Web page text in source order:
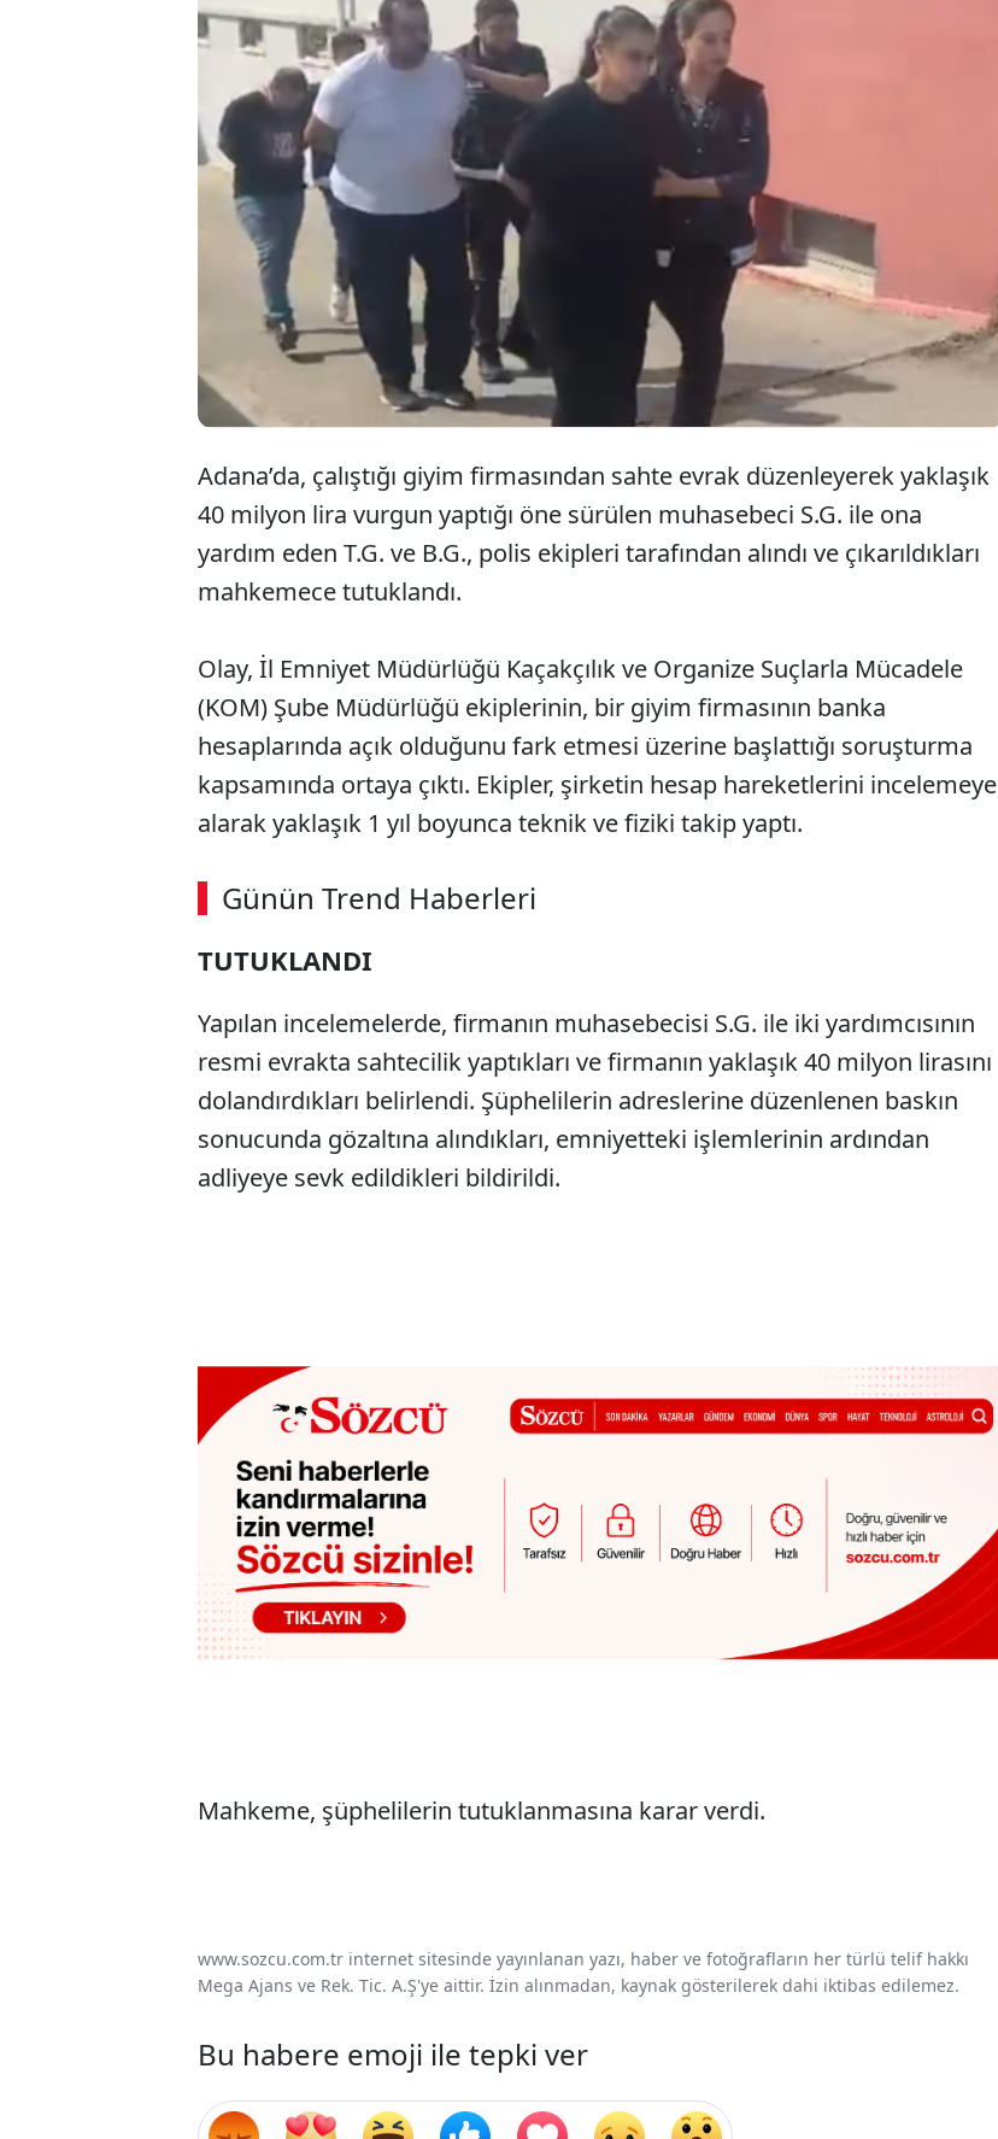
Adana’da sahte evraklarla çalıştığı giyim firmasından
yaklaşık 40 milyon lira vurgun yaptığı iddia edilen
muhasebeci S.G. ve iki yardımcısı, polis ekiplerinin çalışması
sonucu tutuklandı.
Adana’da, çalıştığı giyim firmasından sahte evrak düzenleyerek yaklaşık
40 milyon lira vurgun yaptığı öne sürülen muhasebeci S.G. ile ona
yardım eden T.G. ve B.G., polis ekipleri tarafından alındı ve çıkarıldıkları
mahkemece tutuklandı.
Olay, İl Emniyet Müdürlüğü Kaçakçılık ve Organize Suçlarla Mücadele
(KOM) Şube Müdürlüğü ekiplerinin, bir giyim firmasının banka
hesaplarında açık olduğunu fark etmesi üzerine başlattığı soruşturma
kapsamında ortaya çıktı. Ekipler, şirketin hesap hareketlerini incelemeye
alarak yaklaşık 1 yıl boyunca teknik ve fiziki takip yaptı.
Günün Trend Haberleri
SÖZCÜ SON DAKİKA
TUTUKLANDI
Yapılan incelemelerde, firmanın muhasebecisi S.G. ile iki yardımcısının
resmi evrakta sahtecilik yaptıkları ve firmanın yaklaşık 40 milyon lirasını
dolandırdıkları belirlendi. Şüphelilerin adreslerine düzenlenen baskın
sonucunda gözaltına alındıkları, emniyetteki işlemlerinin ardından
adliyeye sevk edildikleri bildirildi.
Mahkeme, şüphelilerin tutuklanmasına karar verdi.
www.sozcu.com.tr internet sitesinde yayınlanan yazı, haber ve fotoğrafların her türlü telif hakkı
Mega Ajans ve Rek. Tic. A.Ş'ye aittir. İzin alınmadan, kaynak gösterilerek dahi iktibas edilemez.
Bu habere emoji ile tepki ver